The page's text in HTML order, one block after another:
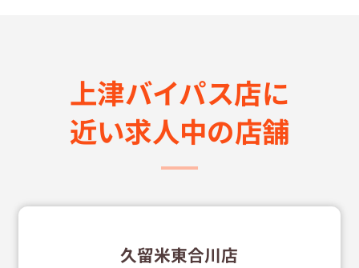
上津バイパス店に
近い求⼈中の店舗
久留米東合川店